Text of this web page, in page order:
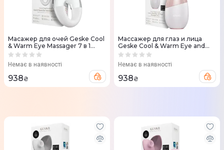
Масажер для очей Geske Cool
& Warm Eye Massager 7 в 1
білий
Немає в наявності
938₴
Массажер для глаз и лица
Geske Cool & Warm Eye and
Face Massager 7 в 1 Пудровый
Немає в наявності
938₴